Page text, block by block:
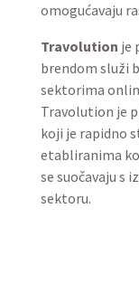
omogućavaju
Travolution je
brendom služi
sektorima
Travolution je
koji je rapidno
etabliranima
se suočavaju s
sektoru.